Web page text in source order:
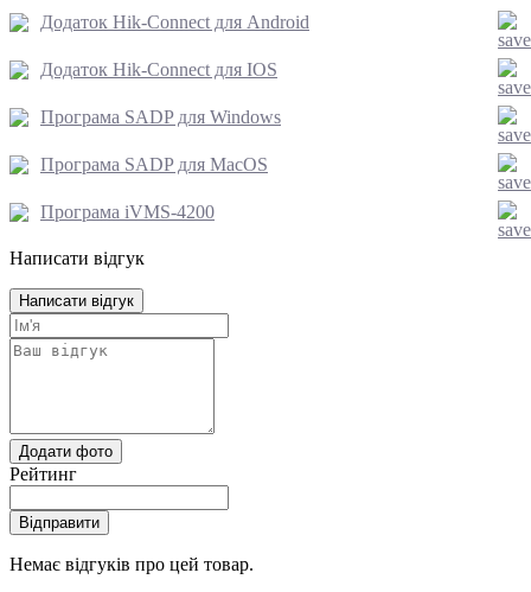
Додаток Hik-Connect для Android
Додаток Hik-Connect для IOS
Програма SADP для Windows
Програма SADP для MacOS
Програма iVMS-4200
Написати відгук
Написати відгук
Додати фото
Рейтинг
Відправити
Немає відгуків про цей товар.